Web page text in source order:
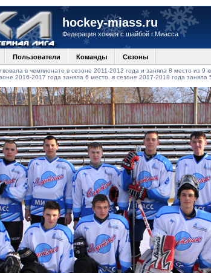
hockey-miass.ru
Федерация хоккея с шайбой г.Миасса
Пользователи Команды Сезоны
в чемпионате в сезоне 2011-2012 года и заняла 8 место из
2016-2017 года заняла 6 место. в сезоне 2017-2018 года